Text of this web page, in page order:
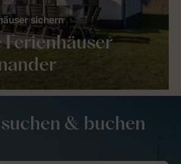
Ferienhäuser
sichern
& buchen